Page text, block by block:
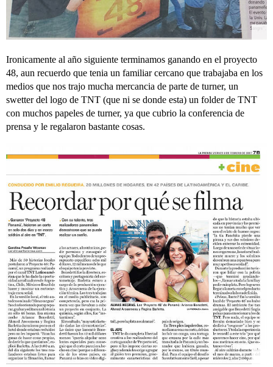
Ironicamente al año siguiente terminamos ganando en el proyecto
48, aun recuerdo que tenia un familiar cercano que trabajaba en los
medios que nos trajo mucha mercancia de parte de turner, un
swetter del logo de TNT (que ni se donde esta) un folder de TNT
con muchos papeles de turner, ya que cubrio la conferencia de
prensa y le regalaron bastante cosas.